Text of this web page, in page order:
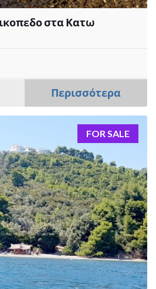
στα Κατω
Περισσότερα
FOR SALE